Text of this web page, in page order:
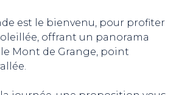
est le bienvenu, pour profiter
offrant un panorama
Mont de Grange, point